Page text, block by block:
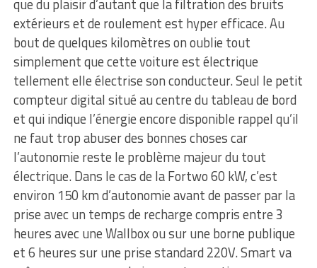
que du plaisir d’autant que la filtration des bruits
extérieurs et de roulement est hyper efficace. Au
bout de quelques kilomètres on oublie tout
simplement que cette voiture est électrique
tellement elle électrise son conducteur. Seul le petit
compteur digital situé au centre du tableau de bord
et qui indique l’énergie encore disponible rappel qu’il
ne faut trop abuser des bonnes choses car
l’autonomie reste le problème majeur du tout
électrique. Dans le cas de la Fortwo 60 kW, c’est
environ 150 km d’autonomie avant de passer par la
prise avec un temps de recharge compris entre 3
heures avec une Wallbox ou sur une borne publique
et 6 heures sur une prise standard 220V. Smart va